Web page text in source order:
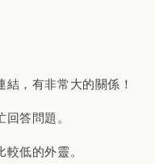
，有非常大的關係！
答問題。
低的外靈。